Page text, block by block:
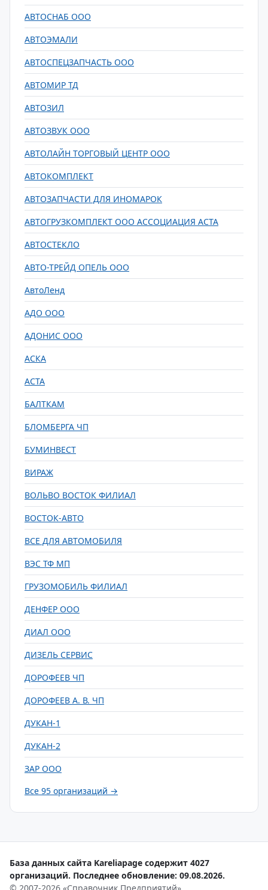
АВТОСНАБ ООО
АВТОЭМАЛИ
АВТОСПЕЦЗАПЧАСТЬ ООО
АВТОМИР ТД
АВТОЗИЛ
АВТОЗВУК ООО
АВТОЛАЙН ТОРГОВЫЙ ЦЕНТР ООО
АВТОКОМПЛЕКТ
АВТОЗАПЧАСТИ ДЛЯ ИНОМАРОК
АВТОГРУЗКОМПЛЕКТ ООО АССОЦИАЦИЯ АСТА
АВТОСТЕКЛО
АВТО-ТРЕЙД ОПЕЛЬ ООО
АвтоЛенд
АДО ООО
АДОНИС ООО
АСКА
АСТА
БАЛТКАМ
БЛОМБЕРГА ЧП
БУМИНВЕСТ
ВИРАЖ
ВОЛЬВО ВОСТОК ФИЛИАЛ
ВОСТОК-АВТО
ВСЕ ДЛЯ АВТОМОБИЛЯ
ВЭС ТФ МП
ГРУЗОМОБИЛЬ ФИЛИАЛ
ДЕНФЕР ООО
ДИАЛ ООО
ДИЗЕЛЬ СЕРВИС
ДОРОФЕЕВ ЧП
ДОРОФЕЕВ А. В. ЧП
ДУКАН-1
ДУКАН-2
ЗАР ООО
Все 95 организаций →
База данных сайта Kareliapage содержит 4027
организаций. Последнее обновление: 09.08.2026.